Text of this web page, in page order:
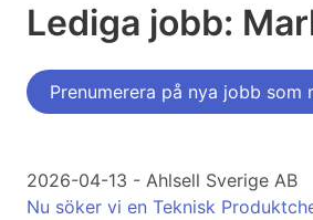
Lediga jobb:
Prenumerera på nya jobb som
2026-04-13 - Ahlsell Sverige AB
Nu söker vi en Teknisk